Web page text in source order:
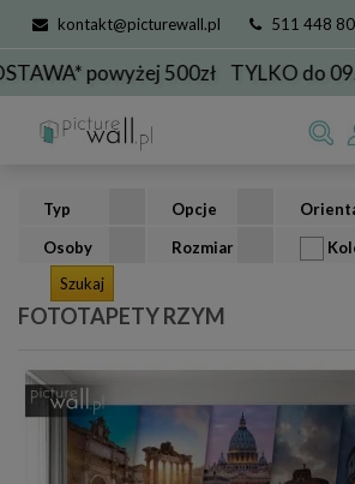
kontakt@picturewall.pl 511 448
powyżej 500zł TYLKO do
Fototapety Rzym
Typ Opcje
Osoby
Rozmiar
FOTOTAPETY RZYM